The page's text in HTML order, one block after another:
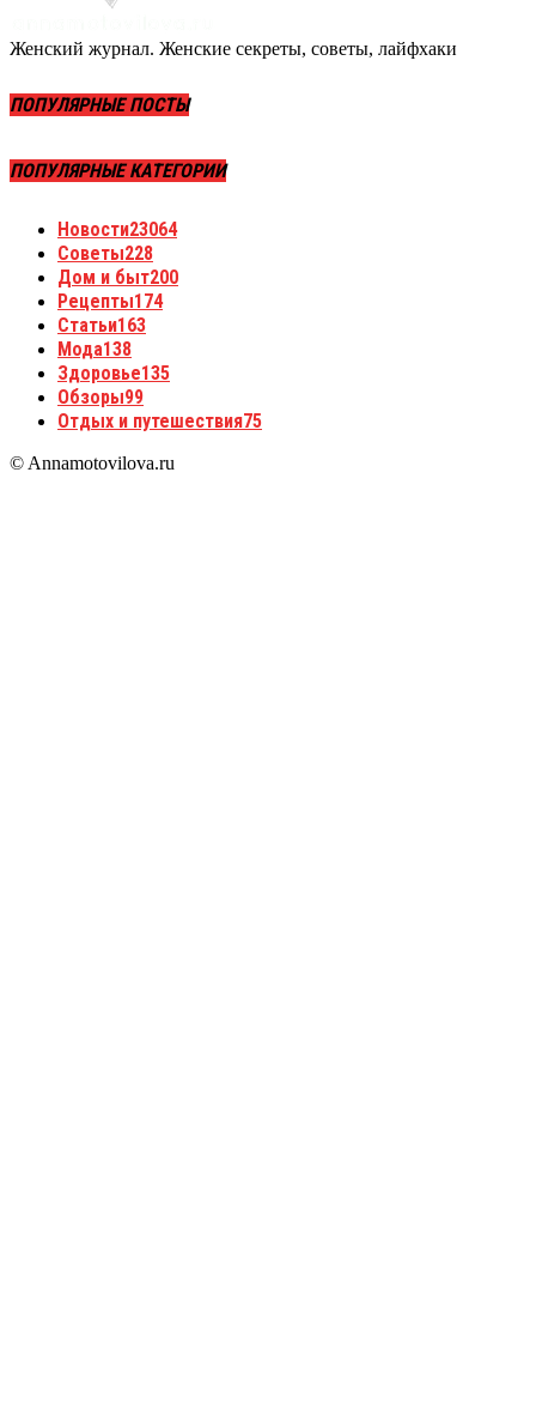
Женский журнал. Женские секреты, советы, лайфхаки
ПОПУЛЯРНЫЕ ПОСТЫ
ПОПУЛЯРНЫЕ КАТЕГОРИИ
Новости23064
Советы228
Дом и быт200
Рецепты174
Статьи163
Мода138
Здоровье135
Обзоры99
Отдых и путешествия75
© Annamotovilova.ru